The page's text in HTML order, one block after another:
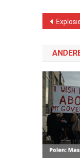
Explosie in Beiroet: